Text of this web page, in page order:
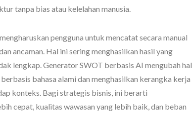
tanpa bias atau kelelahan manusia.
pengguna untuk mencatat secara manual
ancaman. Hal ini sering menghasilkan hasil yang
lengkap. Generator SWOT berbasis AI mengubah hal
bahasa alami dan menghasilkan kerangka kerja
konteks. Bagi strategis bisnis, ini berarti
cepat, kualitas wawasan yang lebih baik, dan beban